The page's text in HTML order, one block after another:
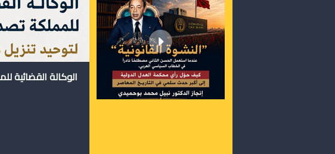
الوكالة القضائية